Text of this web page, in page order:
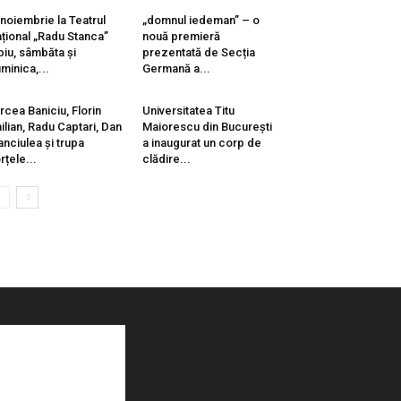
la Teatrul
„Radu Stanca”
sâmbăta și
„domnul iedeman” – o
nouă premieră
prezentată de Secția
Germană a...
Baniciu, Florin
Radu Captari, Dan
și trupa
Universitatea Titu
Maiorescu din București
a inaugurat un corp de
clădire...